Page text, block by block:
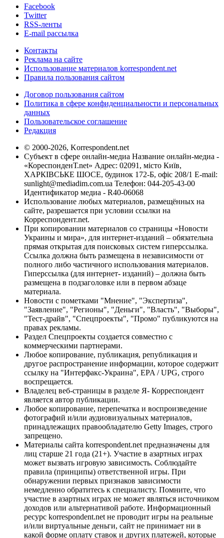
Facebook
Twitter
RSS-ленты
E-mail рассылка
Контакты
Реклама на сайте
Использование материалов korrespondent.net
Правила пользования сайтом
Договор пользования сайтом
Политика в сфере конфиденциальности и персональных
данных
Пользовательское соглашение
Редакция
© 2000-2026, Korrespondent.net
Субъект в сфере онлайн-медиа Название онлайн-медиа -
«КореспонденТ.net» Адрес: 02091, місто Київ,
ХАРКІВСЬКЕ ШОСЕ, будинок 172-Б, офіс 208/1 E-mail:
sunlight@mediadim.com.ua Телефон: 044-205-43-00
Идентификатор медиа - R40-06068
Использование любых материалов, размещённых на
сайте, разрешается при условии ссылки на
Корреспондент.net.
При копировании материалов со страницы «Новости
Украины и мира», для интернет-изданий – обязательна
прямая открытая для поисковых систем гиперссылка.
Ссылка должна быть размещена в независимости от
полного либо частичного использования материалов.
Гиперссылка (для интернет- изданий) – должна быть
размещена в подзаголовке или в первом абзаце
материала.
Новости с пометками "Мнение", "Экспертиза",
"Заявление", "Регионы", "Деньги", "Власть", "Выборы",
"Тест-драйв", "Спецпроекты", "Промо" публикуются на
правах рекламы.
Раздел Спецпроекты создается совместно с
коммерческими партнерами.
Любое копирование, публикация, републикация и
другое распространение информации, которое содержит
ссылку на "Интерфакс-Украина", EPA / UPG, строго
воспрещается.
Владелец веб-страницы в разделе Я- Корреспондент
является автор публикации.
Любое копирование, перепечатка и воспроизведение
фотографий и/или аудиовизуальных материалов,
принадлежащих правообладателю Getty Images, строго
запрещено.
Материалы сайта korrespondent.net предназначены для
лиц старше 21 года (21+). Участие в азартных играх
может вызвать игровую зависимость. Соблюдайте
правила (принципы) ответственной игры. При
обнаружении первых признаков зависимости
немедленно обратитесь к специалисту. Помните, что
участие в азартных играх не может являться источником
доходов или альтернативой работе. Информационный
ресурс korrespondent.net не проводит игры на реальные
и/или виртуальные деньги, сайт не принимает ни в
какой форме оплату ставок и других платежей, которые